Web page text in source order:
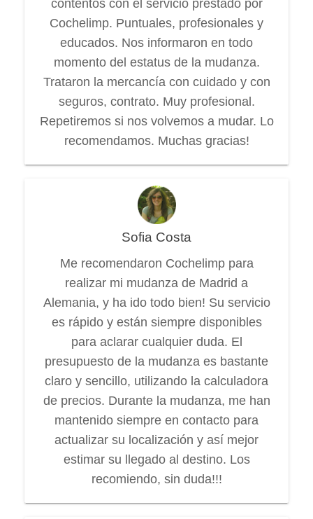
contentos con el servicio prestado por
Cochelimp. Puntuales, profesionales y
educados. Nos informaron en todo
momento del estatus de la mudanza.
Trataron la mercancía con cuidado y con
seguros, contrato. Muy profesional.
Repetiremos si nos volvemos a mudar. Lo
recomendamos. Muchas gracias!
Sofia Costa
Me recomendaron Cochelimp para
realizar mi mudanza de Madrid a
Alemania, y ha ido todo bien! Su servicio
es rápido y están siempre disponibles
para aclarar cualquier duda. El
presupuesto de la mudanza es bastante
claro y sencillo, utilizando la calculadora
de precios. Durante la mudanza, me han
mantenido siempre en contacto para
actualizar su localización y así mejor
estimar su llegado al destino. Los
recomiendo, sin duda!!!